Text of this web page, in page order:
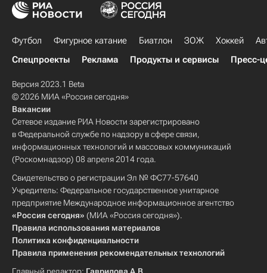
Футбол Фигурное катание Биатлон ЗОЖ Хоккей
Спецпроекты
Реклама Продукты и сервисы Пресс-
Версия 2023.1 Beta
© 2026 МИА «Россия сегодня»
Вакансии
Сетевое издание РИА Новости зарегистрировано
в Федеральной службе по надзору в сфере связи,
информационных технологий и массовых коммуникаций
(Роскомнадзор) 08 апреля 2014 года.
Свидетельство о регистрации Эл № ФС77-57640
Учредитель: Федеральное государственное унитарное
предприятие Международное информационное агентство
«Россия сегодня» (МИА «Россия сегодня»).
Правила использования материалов
Политика конфиденциальности
Правила применения рекомендательных технологий